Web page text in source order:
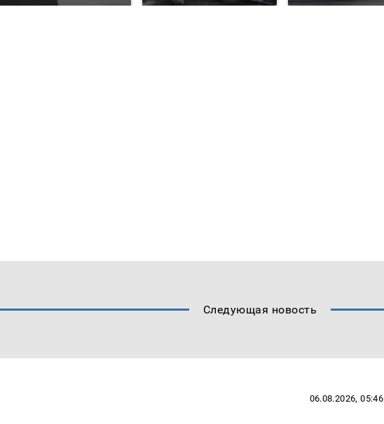
Следующая новость
06.08.2026, 05:46